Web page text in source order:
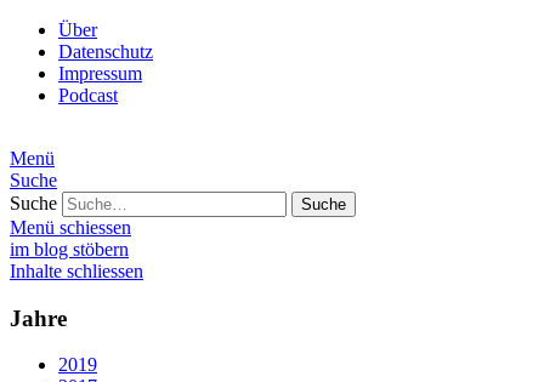
Über
Datenschutz
Impressum
Podcast
Menü
Suche
Suche
Menü schiessen
im blog stöbern
Inhalte schliessen
Jahre
2019